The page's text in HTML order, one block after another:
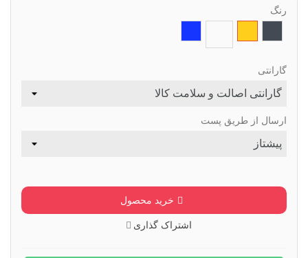
رنگ
گارانتی
ارسال از طریق پست
خرید محصول
اشتراک گذاری